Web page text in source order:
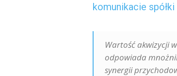
komunikacie spółki
Wartość akwizycji
odpowiada
synergii